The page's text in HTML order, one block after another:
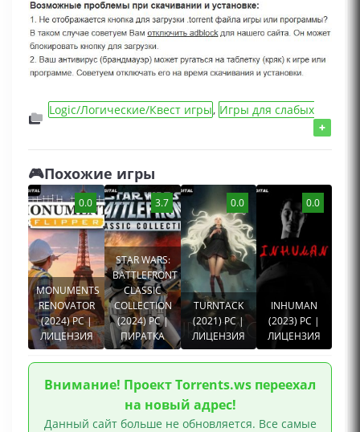
Logic/Логические/Квест игры, Игры для слабых
+
🎮Похожие игры
0.0
MONUMENTS
RENOVATOR
(2024) PC |
ЛИЦЕНЗИЯ
3.7
STAR WARS:
BATTLEFRONT
CLASSIC
COLLECTION
(2024) PC |
ПИРАТКА
0.0
TURNTACK
(2021) PC |
ЛИЦЕНЗИЯ
0.0
INHUMAN
(2023) PC |
ЛИЦЕНЗИЯ
Внимание! Проект Torrents.ws переехал
на новый адрес!
Данный сайт больше не обновляется. Все самые